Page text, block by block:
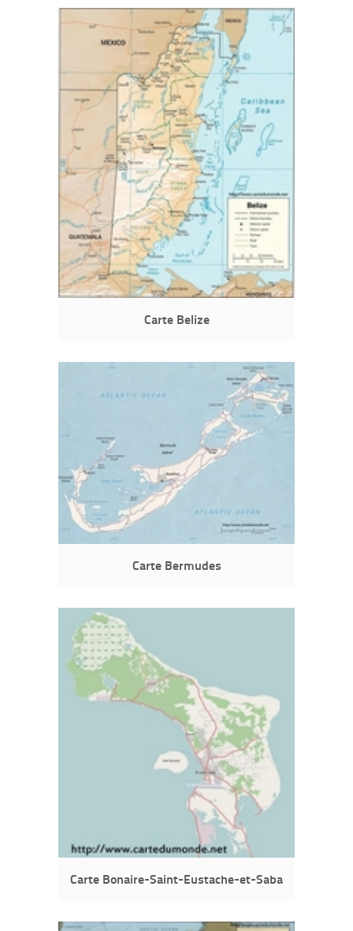
Carte Belize
Carte Bermudes
Carte Bonaire-Saint-Eustache-et-Saba